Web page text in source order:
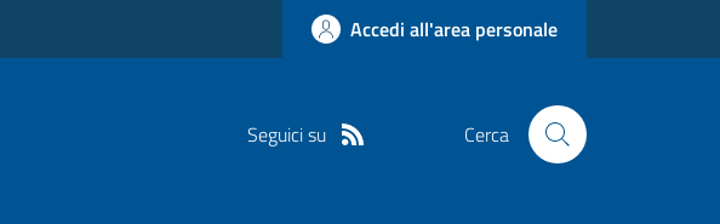
Accedi all'area personale
Seguici su Cerca